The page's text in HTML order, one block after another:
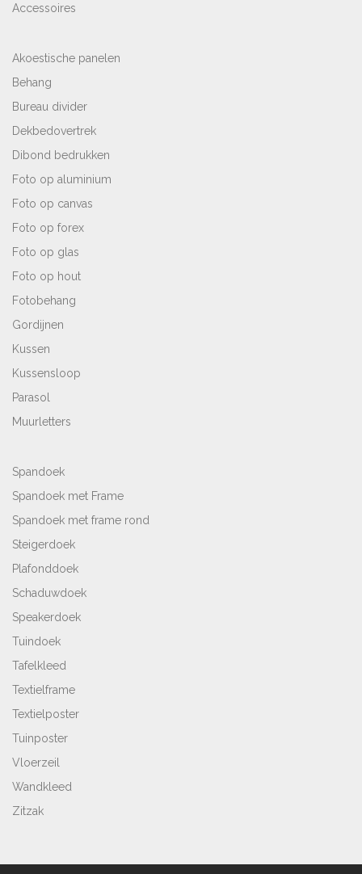
Accessoires
Akoestische panelen
Behang
Bureau divider
Dekbedovertrek
Dibond bedrukken
Foto op aluminium
Foto op canvas
Foto op forex
Foto op glas
Foto op hout
Fotobehang
Gordijnen
Kussen
Kussensloop
Parasol
Muurletters
Spandoek
Spandoek met Frame
Spandoek met frame rond
Steigerdoek
Plafonddoek
Schaduwdoek
Speakerdoek
Tuindoek
Tafelkleed
Textielframe
Textielposter
Tuinposter
Vloerzeil
Wandkleed
Zitzak